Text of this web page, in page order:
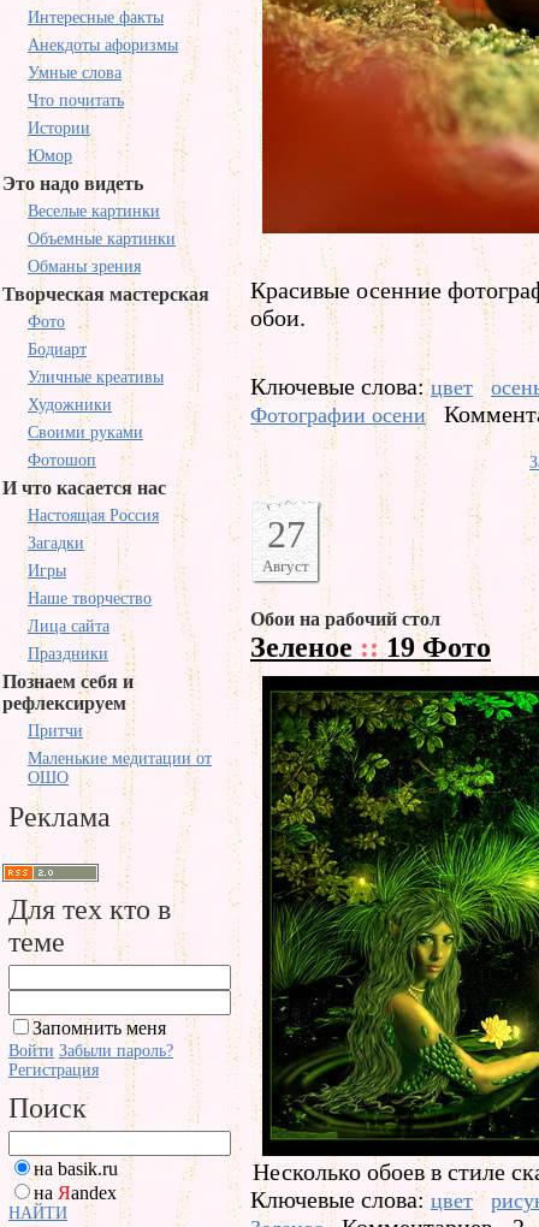
Интересные факты
Анекдоты афоризмы
Умные слова
Что почитать
Истории
Юмор
Это надо видеть
Веселые картинки
Объемные картинки
Обманы зрения
Творческая мастерская
Фото
Бодиарт
Уличные креативы
Художники
Своими руками
Фотошоп
И что касается нас
Настоящая Россия
Загадки
Игры
Наше творчество
Лица сайта
Праздники
Познаем себя и
рефлексируем
Притчи
Маленькие медитации от
ОШО
Реклама
Для тех кто в
теме
Запомнить меня
Войти Забыли пароль?
Регистрация
Поиск
на basik.ru
на Яandex
НАЙТИ
Красивые осенние
обои.
Ключевые слова:цвет
Фотографии осени
27
Август
Обои на рабочий стол
Зеленое ::19 Фото
Несколько обоев в стиле
Ключевые слова:цвет